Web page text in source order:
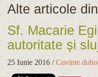
Alte articole
Sf. Macarie
autoritate și
25 Iunie 2016 /Cuvinte